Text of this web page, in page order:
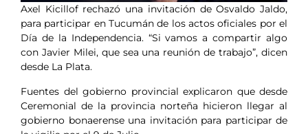
Axel Kicillof rechazó una invitación de Osvaldo Jaldo,
para participar en Tucumán de los actos oficiales por el
Día de la Independencia. “Si vamos a compartir algo
con Javier Milei, que sea una reunión de trabajo”, dicen
desde La Plata.
Fuentes del gobierno provincial explicaron que desde
Ceremonial de la provincia norteña hicieron llegar al
gobierno bonaerense una invitación para participar de